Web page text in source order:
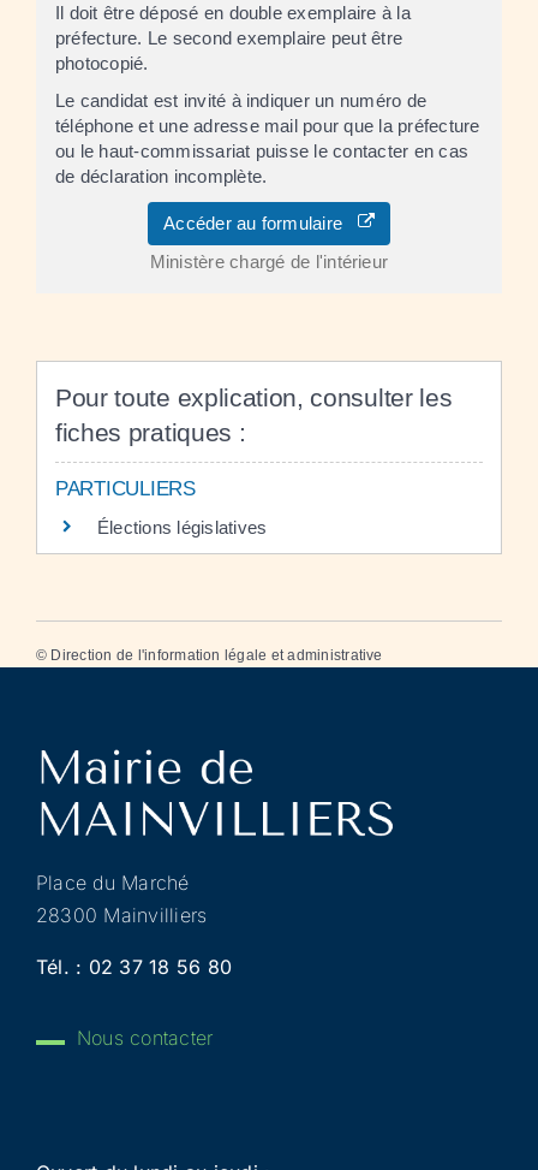
Il doit être déposé en double exemplaire à la
préfecture. Le second exemplaire peut être
photocopié.
Le candidat est invité à indiquer un numéro de
téléphone et une adresse mail pour que la préfecture
ou le haut-commissariat puisse le contacter en cas
de déclaration incomplète.
Accéder au formulaire
Ministère chargé de l'intérieur
Pour toute explication, consulter les
fiches pratiques :
PARTICULIERS
Élections législatives
© Direction de l'information légale et administrative
Place du Marché
28300 Mainvilliers
Tél. : 02 37 18 56 80
Nous contacter